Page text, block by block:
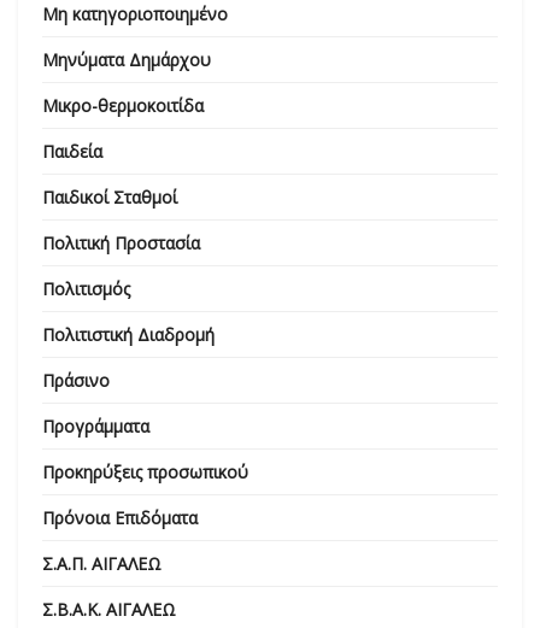
Μη κατηγοριοποιημένο
Μηνύματα Δημάρχου
Μικρο-θερμοκοιτίδα
Παιδεία
Παιδικοί Σταθμοί
Πολιτική Προστασία
Πολιτισμός
Πολιτιστική Διαδρομή
Πράσινο
Προγράμματα
Προκηρύξεις προσωπικού
Πρόνοια Επιδόματα
Σ.Α.Π. ΑΙΓΑΛΕΩ
Σ.Β.Α.Κ. ΑΙΓΑΛΕΩ